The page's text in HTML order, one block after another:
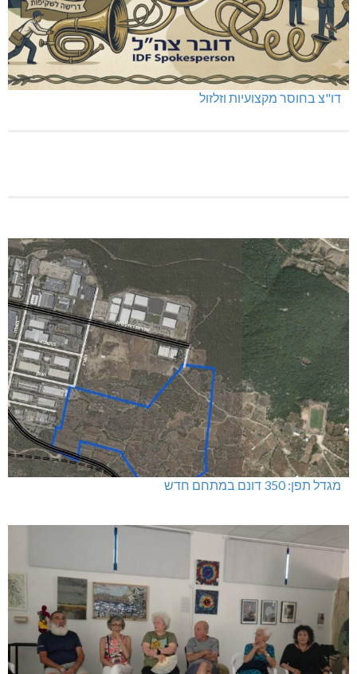
דו"צ בחוסר מקצועיות וזלזול
מגדל תפן: 350 דונם במתחם חדש